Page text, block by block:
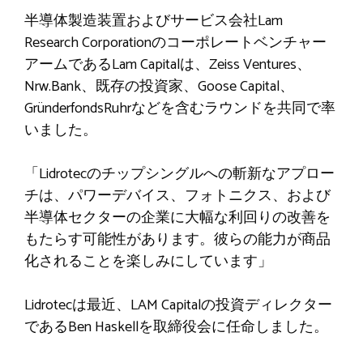
半導体製造装置およびサービス会社Lam
Research Corporationのコーポレートベンチャー
アームであるLam Capitalは、Zeiss Ventures、
Nrw.Bank、既存の投資家、Goose Capital、
GründerfondsRuhrなどを含むラウンドを共同で率
いました。
「Lidrotecのチップシングルへの斬新なアプロー
チは、パワーデバイス、フォトニクス、および
半導体セクターの企業に大幅な利回りの改善を
もたらす可能性があります。彼らの能力が商品
化されることを楽しみにしています」
Lidrotecは最近、LAM Capitalの投資ディレクター
であるBen Haskellを取締役会に任命しました。